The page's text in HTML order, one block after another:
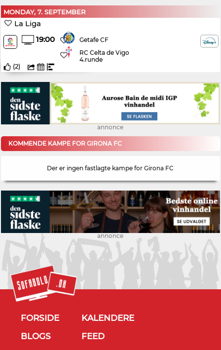
MONDAY, 7. SEPTEMBER
La Liga
19:00
Getafe CF
RC Celta de Vigo
4.runde
(2)
annonce
KOMMENDE KAMPE FOR GIRONA FC
Der er ingen fastlagte kampe for Girona FC
annonce
FORSIDE
KALENDERE
BLOGS
FEED